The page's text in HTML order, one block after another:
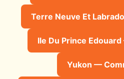
Terre Neuve Et
Ile Du Prince
Yukon —